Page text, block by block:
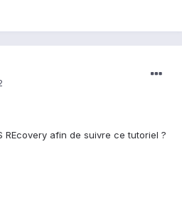
afin de suivre ce tutoriel ?